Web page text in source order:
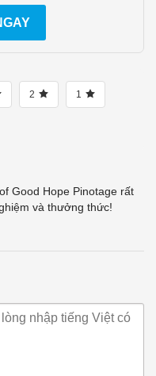
2 1
Good Hope Pinotage rất
và thưởng thức!